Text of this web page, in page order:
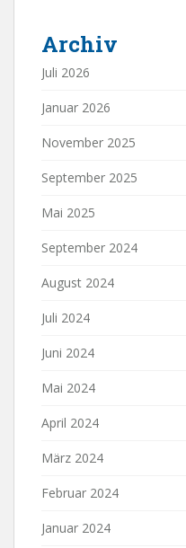
Archiv
Juli 2026
Januar 2026
November 2025
September 2025
Mai 2025
September 2024
August 2024
Juli 2024
Juni 2024
Mai 2024
April 2024
März 2024
Februar 2024
Januar 2024